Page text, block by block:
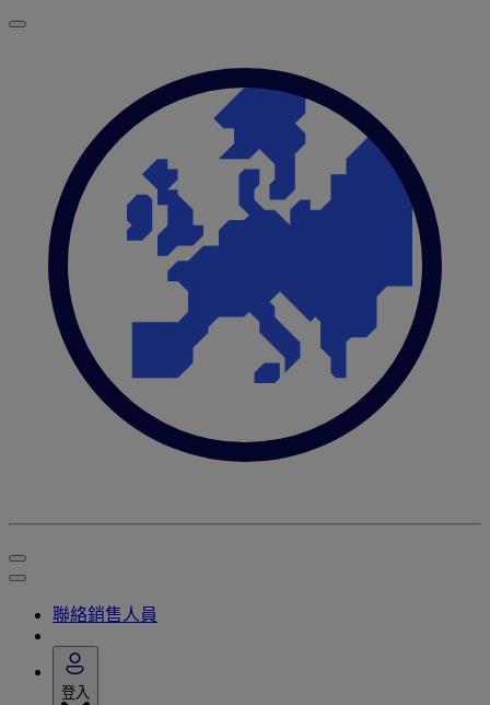
聯絡銷售人員
登入